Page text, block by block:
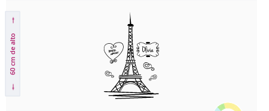
60 cm
de alto